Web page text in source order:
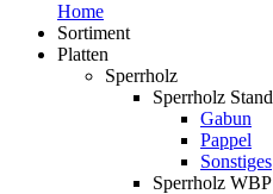
Home
Sortiment
Platten
Sperrholz
Sperrholz
Gabun
Pappel
Sonstiges
Sperrholz